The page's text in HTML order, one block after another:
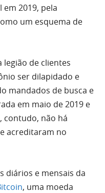
em 2019, pela
um esquema de
legião de clientes
ser dilapidado e
mandados de busca e
em maio de 2019 e
contudo, não há
acreditaram no
diários e mensais da
, uma moeda